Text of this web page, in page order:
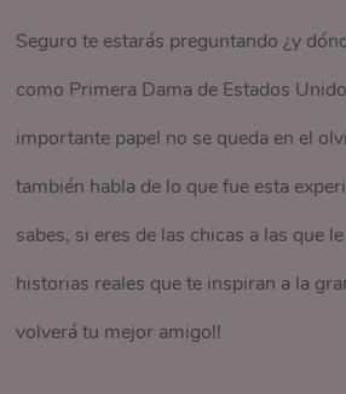
Seguro te estarás preguntando ¿y
como Primera Dama de Estados
importante papel no se queda en el
también habla de lo que fue esta
sabes, si eres de las chicas a las que
historias reales que te inspiran a la
volverá tu mejor amigo!!
crear una wishlist de Nosotras.